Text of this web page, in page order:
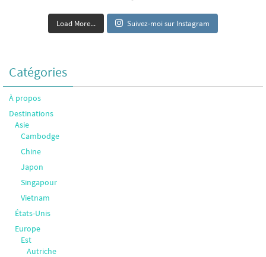
Load More... Suivez-moi sur Instagram
Catégories
À propos
Destinations
Asie
Cambodge
Chine
Japon
Singapour
Vietnam
États-Unis
Europe
Est
Autriche